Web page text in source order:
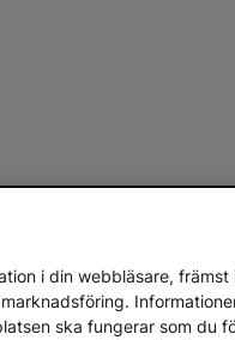
i din webbläsare, främst
ska fungerar som du